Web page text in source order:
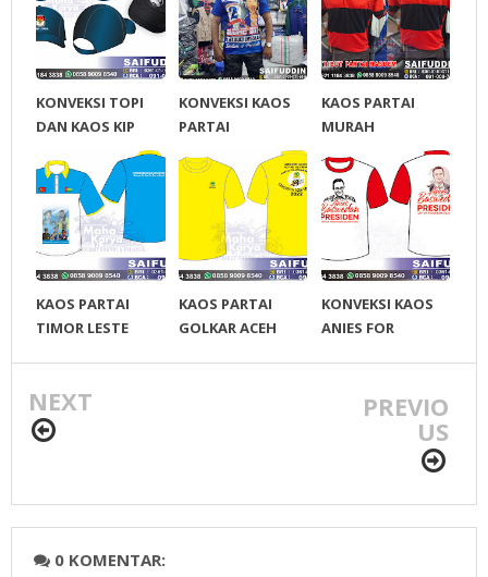
KONVEKSI TOPI
DAN KAOS KIP
KONVEKSI KAOS
PARTAI
KAOS PARTAI
MURAH
KAOS PARTAI
TIMOR LESTE
KAOS PARTAI
GOLKAR ACEH
KONVEKSI KAOS
ANIES FOR
NEXT PREVIO
US
0 KOMENTAR: